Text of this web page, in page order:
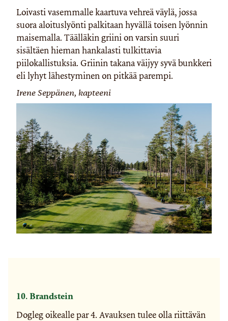
Loivasti vasemmalle kaartuva vehreä väylä, jossa
suora aloituslyönti palkitaan hyvällä toisen lyönnin
maisemalla. Täälläkin griini on varsin suuri
sisältäen hieman hankalasti tulkittavia
piilokallistuksia. Griinin takana väijyy syvä bunkkeri
eli lyhyt lähestyminen on pitkää parempi.
Irene Seppänen, kapteeni
10. Brandstein
Dogleg oikealle par 4. Avauksen tulee olla riittävän